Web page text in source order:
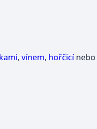
, vínem, hořčicínebo